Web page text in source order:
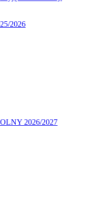
2026
2026/2027